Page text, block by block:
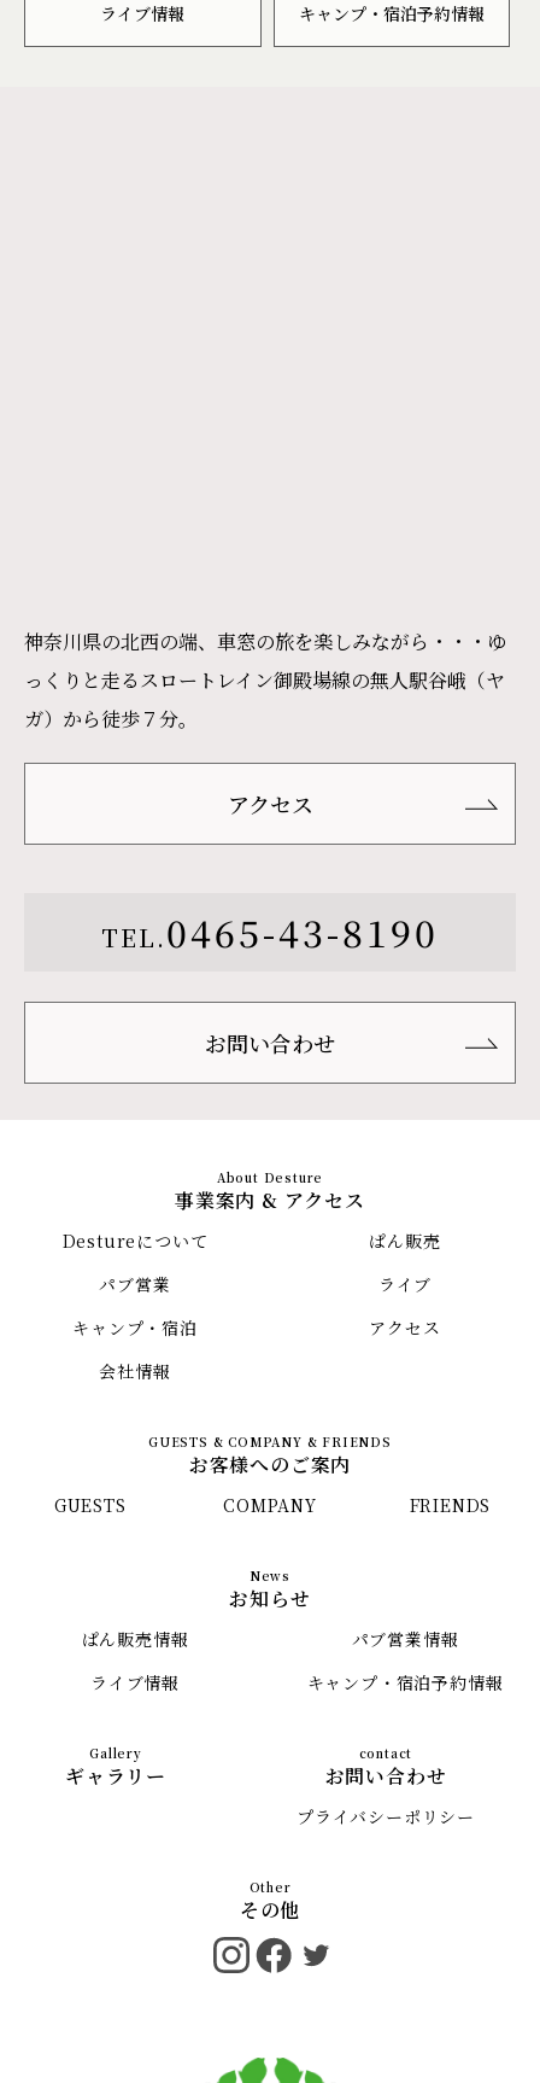
ライブ情報 キャンプ・宿泊予約情報
神奈川県の北西の端、車窓の旅を楽しみながら・・・ゆ
っくりと走るスロートレイン御殿場線の無人駅谷峨（ヤ
ガ）から徒歩７分。
アクセス
TEL.0465-43-8190
お問い合わせ
事業案内 & アクセス
Destureについて
ぱん販売
パブ営業
ライブ
キャンプ・宿泊
アクセス
会社情報
お客様へのご案内
GUESTS COMPANY FRIENDS
お知らせ
ぱん販売情報
パブ営業情報
ライブ情報
キャンプ・宿泊予約情報
ギャラリー お問い合わせ
プライバシーポリシー
その他